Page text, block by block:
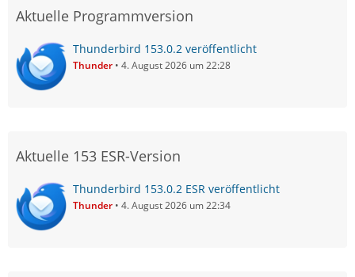
Aktuelle Programmversion
Thunderbird 153.0.2 veröffentlicht
Thunder 4. August 2026 um 22:28
Aktuelle 153 ESR-Version
Thunderbird 153.0.2 ESR veröffentlicht
Thunder 4. August 2026 um 22:34